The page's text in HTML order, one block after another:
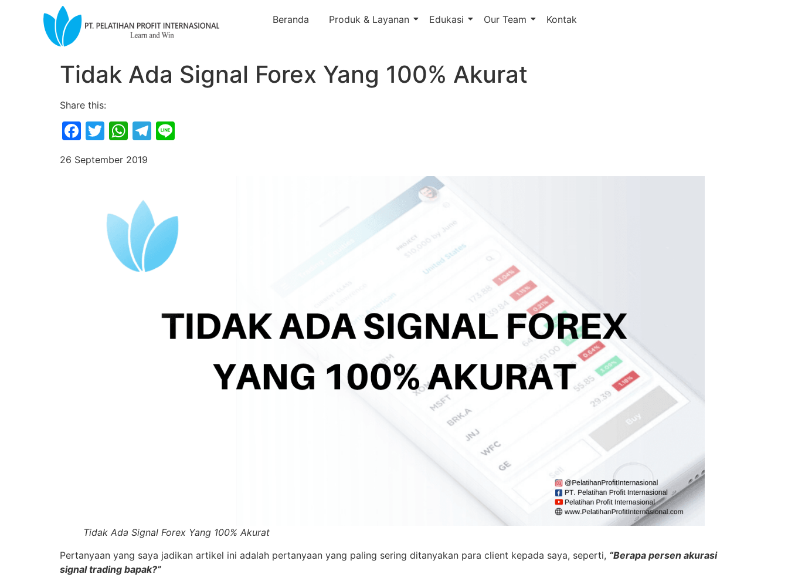
Beranda Produk & Layanan Edukasi Our Team Kontak
Tidak Ada Signal Forex Yang 100% Akurat
Share this:
Facebook
Twitter
WhatsApp
Telegram
26 September 2019
Tidak Ada Signal Forex Yang 100% Akurat
Pertanyaan yang saya jadikan artikel ini adalah pertanyaan yang paling sering ditanyakan para client kepada saya, seperti, “Berapa persen akurasi
signal trading bapak?”